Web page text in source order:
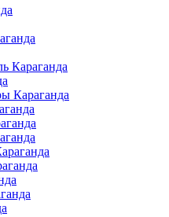
Караганда
Караганда